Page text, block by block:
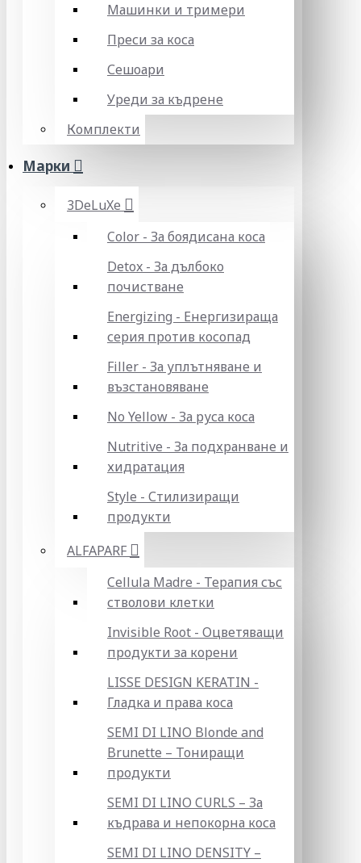
Машинки и тримери
Преси за коса
Сешоари
Уреди за къдрене
Комплекти
Марки
3DeLuXe
Color - За боядисана коса
Detox - За дълбоко
почистване
Energizing - Енергизираща
серия против косопад
Filler - За уплътняване и
възстановяване
No Yellow - За руса коса
Nutritive - За подхранване и
хидратация
Style - Стилизиращи
продукти
ALFAPARF
Cellula Madre - Терапия със
стволови клетки
Invisible Root - Оцветяващи
продукти за корени
LISSE DESIGN KERATIN -
Гладка и права коса
SEMI DI LINO Blonde and
Brunette – Тониращи
продукти
SEMI DI LINO CURLS – За
къдрава и непокорна коса
SEMI DI LINO DENSITY –